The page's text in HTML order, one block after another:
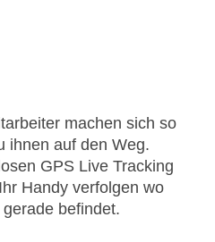
machen sich so
ihnen auf den Weg.
GPS Live Tracking
Handy verfolgen wo
befindet.